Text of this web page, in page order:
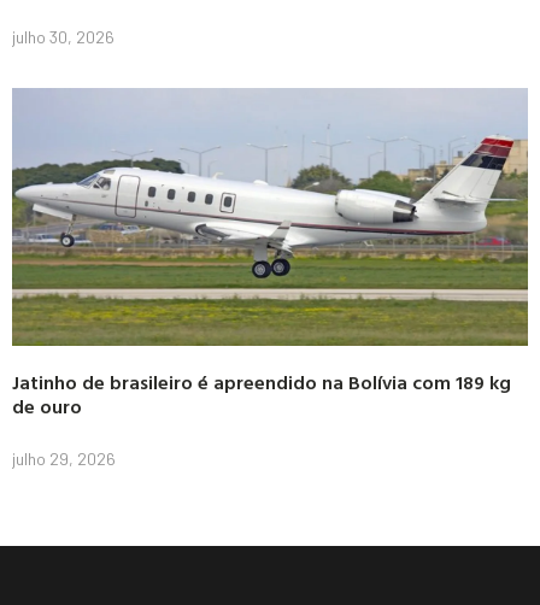
julho 30, 2026
Jatinho de brasileiro é apreendido na Bolívia com 189 kg
de ouro
julho 29, 2026